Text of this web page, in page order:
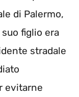
di Palermo,
figlio era
stradale
evitarne